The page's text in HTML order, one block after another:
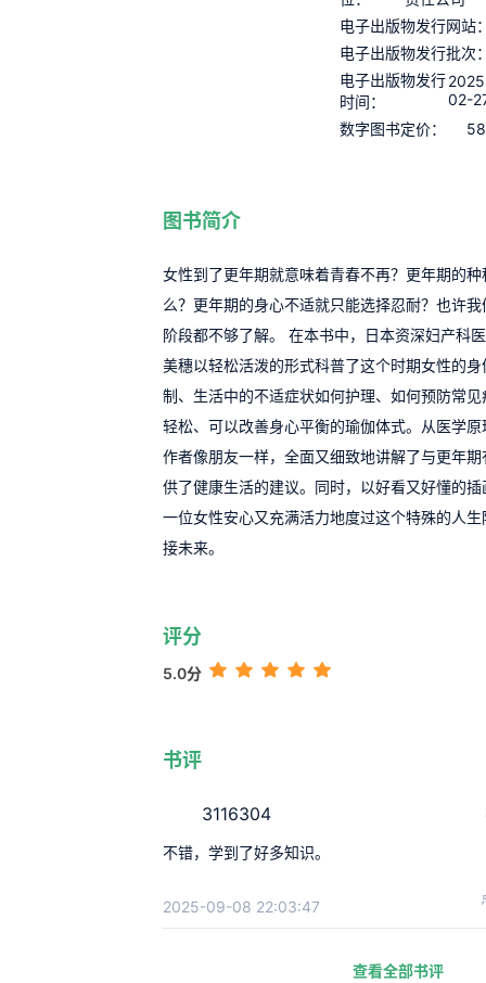
电子出版物发行网站
电子出版物发行批次
电子出版物发行
时间：
02-
数字图书定价：
图书简介
女性到了更年期就意味着青春不再？更年期的种
么？更年期的身心不适就只能选择忍耐？也许
阶段都不够了解。 在本书中，日本资深妇产科
美穗以轻松活泼的形式科普了这个时期女性的
制、生活中的不适症状如何护理、如何预防常
轻松、可以改善身心平衡的瑜伽体式。从医学
作者像朋友一样，全面又细致地讲解了与更年
供了健康生活的建议。同时，以好看又好懂的
一位女性安心又充满活力地度过这个特殊的人
接未来。
评分
5.0分
书评
3116304
不错，学到了好多知识。
2025-09-08 22:03:47
查看全部书评